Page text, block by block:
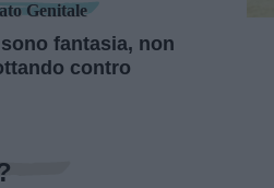
Genitale
fantasia, non
contro